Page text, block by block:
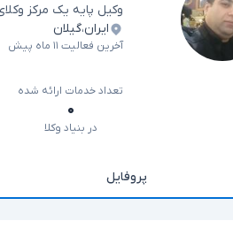
وکیل پایه یک مرکز
ایران،گیلان
آخرین فعالیت ۱۱ ماه پیش
تعداد خدمات ارائه شده
۰
در بنیاد وکلا
پروفایل